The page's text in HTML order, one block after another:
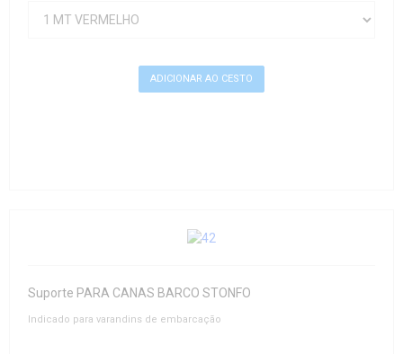
Suporte PARA CANAS BARCO STONFO
Indicado para varandins de embarcação